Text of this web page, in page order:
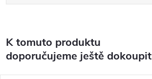
K tomuto produktu
doporučujeme ještě dokoupit